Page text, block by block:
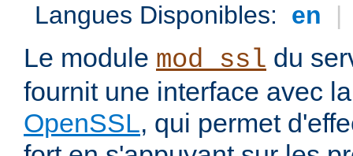
Langues Disponibles: en |
Le module mod_ssl du
fournit une interface avec
OpenSSL, qui permet